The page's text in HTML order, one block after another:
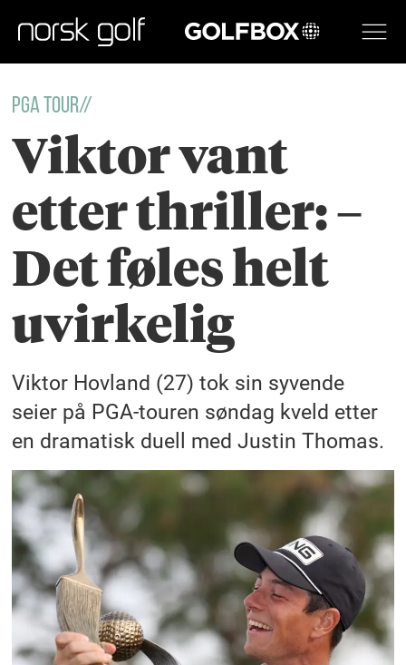
GOLFBOX
PGA TOUR//
Viktor vant
etter thriller: –
Det føles helt
uvirkelig
Viktor Hovland (27) tok sin syvende
seier på PGA-touren søndag kveld etter
en dramatisk duell med Justin Thomas.